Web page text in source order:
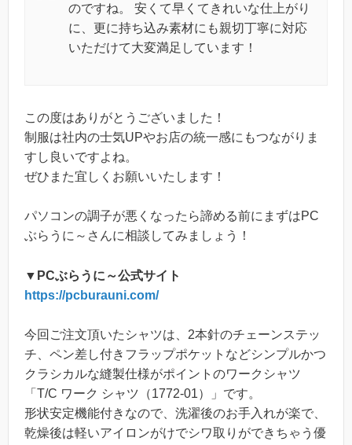
のですね。 安くて早くてきれいな仕上がり
に、更に持ち込み素材にも親切丁寧に対応
いただけて大変満足しています！
この度はありがとうございました！
制服は社内の士気UPやお店の統一感にもつながりま
すし良いですよね。
ぜひまた宜しくお願いいたします！
パソコンの調子が悪くなったら諦める前にまずはPC
ぶらうに～さんに相談してみましょう！
▼PCぶらうに～公式サイト
https://pcburauni.com/
今回ご注文頂いたシャツは、2本針のチェーンステッ
チ、ペン差し付きフラップポケットなどシンプルかつ
クラシカルな縫製仕様がポイントのワークシャツ
「T/C ワーク シャツ（1772-01）」です。
形状安定機能付きなので、洗濯後のお手入れが楽で、
乾燥後は軽いアイロンがけでシワ取りができちゃう優